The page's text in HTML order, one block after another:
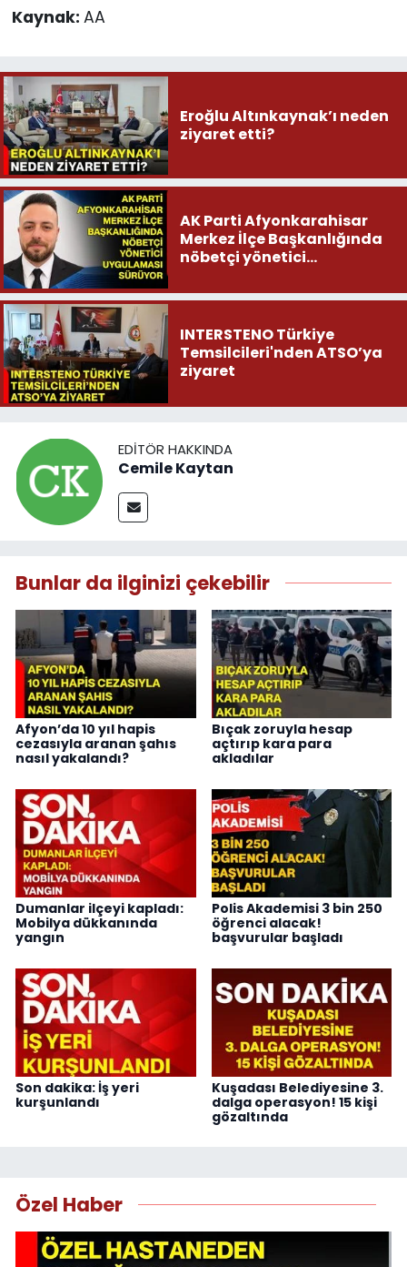
Kaynak: AA
Eroğlu Altınkaynak’ı neden
ziyaret etti?
AK Parti Afyonkarahisar
Merkez İlçe Başkanlığında
nöbetçi yönetici
INTERSTENO Türkiye
Temsilcileri'nden ATSO’ya
ziyaret
EDITÖR HAKKINDA
Cemile Kaytan
Bunlar da ilginizi çekebilir
Afyon’da 10 yıl hapis
cezasıyla aranan şahıs
nasıl yakalandı?
Bıçak zoruyla hesap
açtırıp kara para
akladılar
Dumanlar ilçeyi kapladı:
Mobilya dükkanında
yangın
Polis Akademisi 3 bin 250
öğrenci alacak!
başvurular başladı
Son dakika: İş yeri
kurşunlandı
Kuşadası Belediyesine 3.
dalga operasyon! 15 kişi
gözaltında
Özel Haber